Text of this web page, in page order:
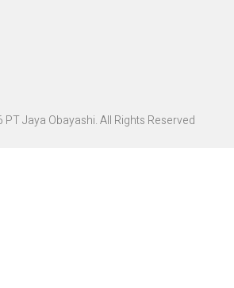
Jaya Obayashi. All Rights Reserved